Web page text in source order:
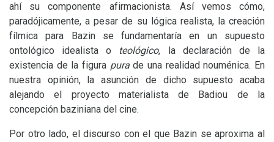
ahí su componente afirmacionista. Así vemos cómo,
paradójicamente, a pesar de su lógica realista, la creación
fílmica para Bazin se fundamentaría en un supuesto
ontológico idealista o teológico, la declaración de la
existencia de la figura purade una realidad nouménica. En
nuestra opinión, la asunción de dicho supuesto acaba
alejando el proyecto materialista de Badiou de la
concepción baziniana del cine.
Por otro lado, el discurso con el que Bazin se aproxima al